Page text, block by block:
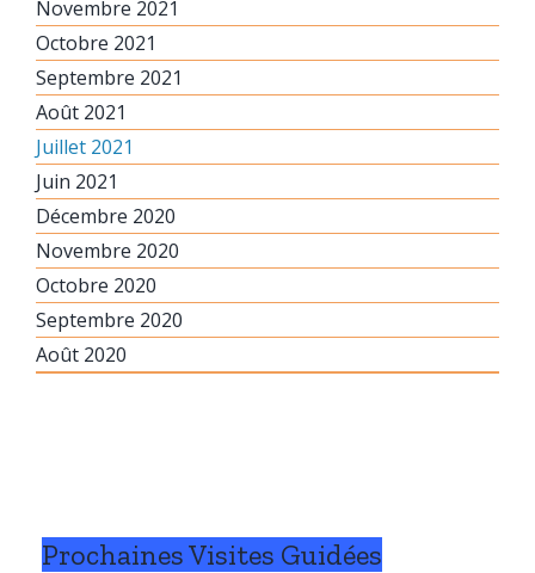
Novembre 2021
Octobre 2021
Septembre 2021
Août 2021
Juillet 2021
Juin 2021
Décembre 2020
Novembre 2020
Octobre 2020
Septembre 2020
Août 2020
Prochaines Visites Guidées